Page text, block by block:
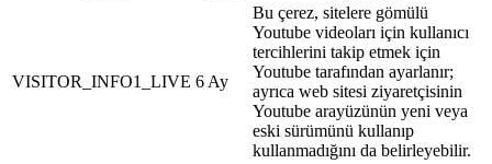
VISITOR_INFO1_LIVE 6 Ay
Bu çerez, sitelere gömülü
Youtube videoları için kullanıcı
tercihlerini takip etmek için
Youtube tarafından ayarlanır;
ayrıca web sitesi ziyaretçisinin
Youtube arayüzünün yeni veya
eski sürümünü kullanıp
kullanmadığını da belirleyebilir.